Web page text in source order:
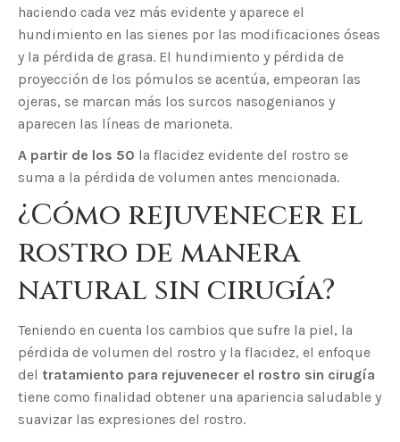
haciendo cada vez más evidente y aparece el
hundimiento en las sienes por las modificaciones óseas
y la pérdida de grasa. El hundimiento y pérdida de
proyección de los pómulos se acentúa, empeoran las
ojeras, se marcan más los surcos nasogenianos y
aparecen las líneas de marioneta.
A partir de los 50 la flacidez evidente del rostro se
suma a la pérdida de volumen antes mencionada.
¿Cómo rejuvenecer el
rostro de manera
natural sin cirugía?
Teniendo en cuenta los cambios que sufre la piel, la
pérdida de volumen del rostro y la flacidez, el enfoque
del tratamiento para rejuvenecer el rostro sin cirugía
tiene como finalidad obtener una apariencia saludable y
suavizar las expresiones del rostro.